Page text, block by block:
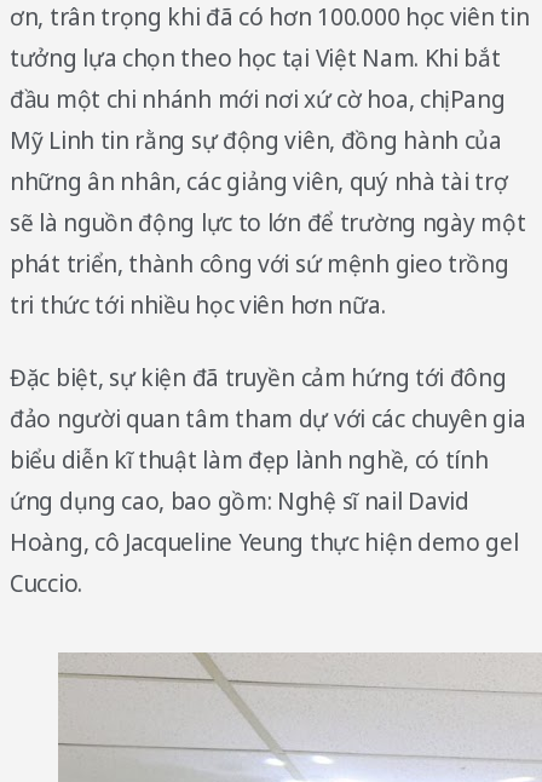
ơn, trân trọng khi đã có hơn 100.000 học viên tin
tưởng lựa chọn theo học tại Việt Nam. Khi bắt
đầu một chi nhánh mới nơi xứ cờ hoa, chị Pang
Mỹ Linh tin rằng sự động viên, đồng hành của
những ân nhân, các giảng viên, quý nhà tài trợ
sẽ là nguồn động lực to lớn để trường ngày một
phát triển, thành công với sứ mệnh gieo trồng
tri thức tới nhiều học viên hơn nữa.
Đặc biệt, sự kiện đã truyền cảm hứng tới đông
đảo người quan tâm tham dự với các chuyên gia
biểu diễn kĩ thuật làm đẹp lành nghề, có tính
ứng dụng cao, bao gồm: Nghệ sĩ nail David
Hoàng, cô Jacqueline Yeung thực hiện demo gel
Cuccio.